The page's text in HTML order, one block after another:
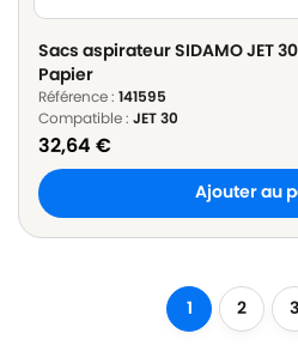
Sacs aspirateur SIDAMO JET
Papier
Référence : 141595
Compatible : JET 30
32,64 €
Ajouter au
1 2 3